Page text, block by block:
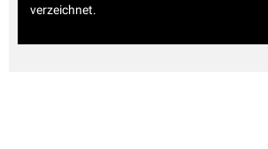
verzeichnet.